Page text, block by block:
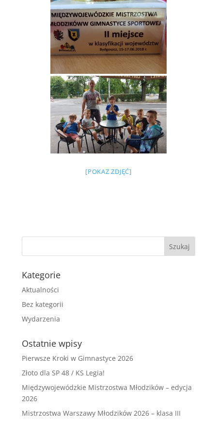
[POKAZ ZDJĘĆ]
Kategorie
Aktualności
Bez kategorii
Wydarzenia
Ostatnie wpisy
Pierwsze Kroki w Gimnastyce 2026
Złoto dla SP 48 / KS Legia!
Międzywojewódzkie Mistrzostwa Młodzików – edycja
2026
Mistrzostwa Warszawy Młodzików 2026 – klasa III